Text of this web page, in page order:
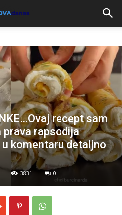
recept sam
prava rapsodija
komentaru detaljno
3831 0